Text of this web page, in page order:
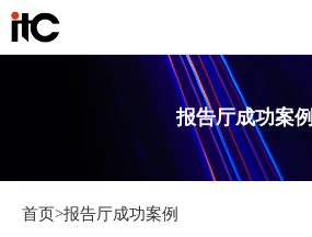
报告厅成功案例
首页>报告厅成功案例